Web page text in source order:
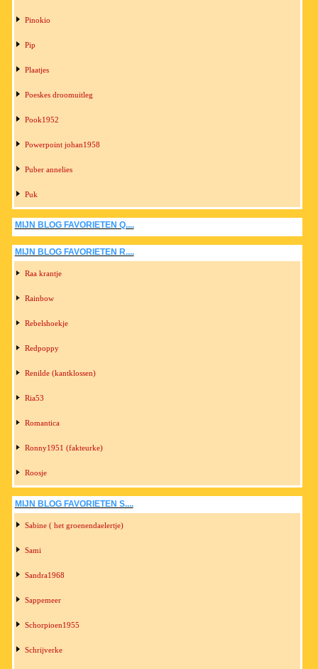
Pinokio
Pip
Plaatjes
Poeskes droomuitleg
Pook1952
Powerpoint johan1958
Puber annelies
Puk
MIJN BLOG FAVORIETEN Q....
MIJN BLOG FAVORIETEN R....
Raa krantje
Rainbow
Rebelshoekje
Redpoppy
Renilde (kantklossen)
Ria53
Romantica
Ronny1951 (fakteurke)
Roosje
MIJN BLOG FAVORIETEN S....
Sabine ( het groenendaelertje)
Sami
Sandra1968
Sappemeer
Schorpioen1955
Schrijverke